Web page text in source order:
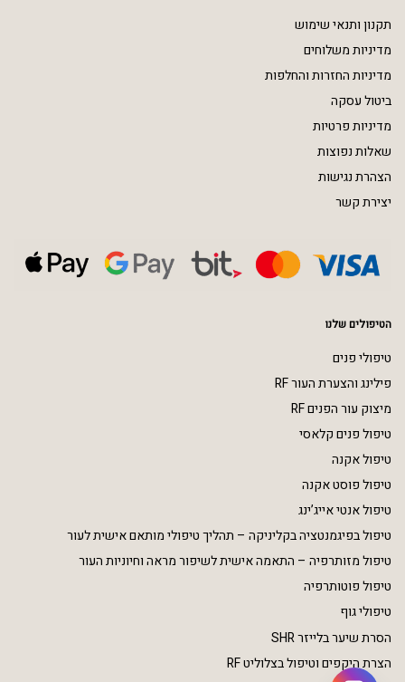
תקנון ותנאי שימוש
מדיניות משלוחים
מדיניות החזרות והחלפות
ביטול עסקה
מדיניות פרטיות
שאלות נפוצות
הצהרת נגישות
יצירת קשר
הטיפולים שלנו
טיפולי פנים
פילינג והצערת העור RF
מיצוק עור הפנים RF
טיפול פנים קלאסי
טיפול אקנה
טיפול פוסט אקנה
טיפול אנטי אייג’ינג
טיפול בפיגמנטציה בקליניקה – תהליך טיפולי מותאם אישית לעור
טיפול מזותרפיה – התאמה אישית לשיפור מראה וחיוניות העור
טיפול פוטותרפיה
טיפולי גוף
הסרת שיער בלייזר SHR
הצרת היקפים וטיפול בצלוליט RF